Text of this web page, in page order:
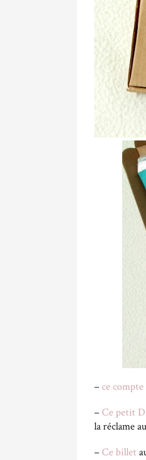
–ce
– Ce petit
la réclame
– Ce billet